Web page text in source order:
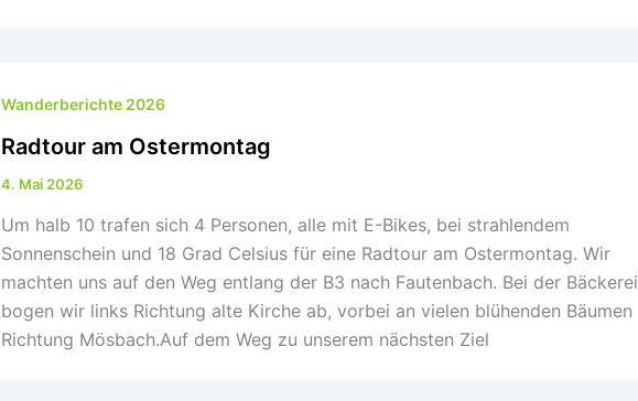
Wanderberichte 2026
Radtour am Ostermontag
4. Mai 2026
Um halb 10 trafen sich 4 Personen, alle mit E-Bikes, bei strahlendem
Sonnenschein und 18 Grad Celsius für eine Radtour am Ostermontag. Wir
machten uns auf den Weg entlang der B3 nach Fautenbach. Bei der Bäckerei
bogen wir links Richtung alte Kirche ab, vorbei an vielen blühenden Bäumen
Richtung Mösbach.Auf dem Weg zu unserem nächsten Ziel